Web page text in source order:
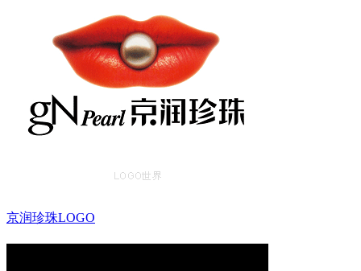
京润珍珠LOGO